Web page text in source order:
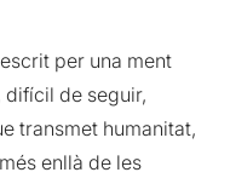
per una ment
de seguir,
transmet humanitat,
enllà de les